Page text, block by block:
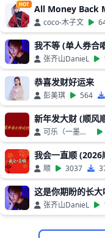
HOT All Money Back
coco-木子文
我不等 (单人券合
张齐山DanieL
恭喜发财好运来
彭美琪 564
新年发大财 (顺风
可乐（一墨）、卢润泽
我会一直顺 (2026
顺 3037
这是你期盼的长大
张齐山DanieL